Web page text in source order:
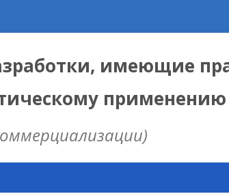
имеющие
применению